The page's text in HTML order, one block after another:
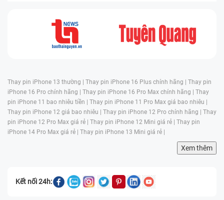
Thay pin iPhone 13 thường | Thay pin iPhone 16 Plus chính hãng | Thay pin
iPhone 16 Pro chính hãng | Thay pin iPhone 16 Pro Max chính hãng | Thay
pin iPhone 11 bao nhiêu tiền | Thay pin iPhone 11 Pro Max giá bao nhiêu |
Thay pin iPhone 12 giá bao nhiêu | Thay pin iPhone 12 Pro chính hãng | Thay
pin iPhone 12 Pro Max giá rẻ | Thay pin iPhone 12 Mini giá rẻ | Thay pin
iPhone 14 Pro Max giá rẻ | Thay pin iPhone 13 Mini giá rẻ |
Xem thêm
Kết nối 24h: